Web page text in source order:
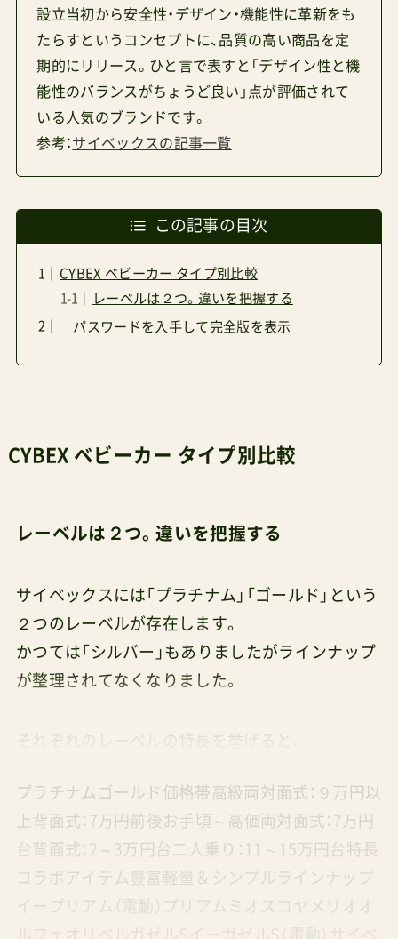
設立当初から安全性・デザイン・機能性に革新をも
たらすというコンセプトに、品質の高い商品を定
期的にリリース。ひと言で表すと「デザイン性と機
能性のバランスがちょうど良い」点が評価されて
いる人気のブランドです。
参考：サイベックスの記事一覧
この記事の目次
CYBEX ベビーカー タイプ別比較
レーベルは２つ。違いを把握する
パスワードを入手して完全版を表示
CYBEX ベビーカー タイプ別比較
レーベルは２つ。違いを把握する
サイベックスには「プラチナム」「ゴールド」という
２つのレーベルが存在します。
かつては「シルバー」もありましたがラインナップ
が整理されてなくなりました。
それぞれのレーベルの特長を挙げると、
プラチナムゴールド価格帯高級両対面式：９万円以
上背面式：7万円前後お手頃～高価両対面式：7万円
台背面式：2～3万円台二人乗り：11～15万円台特長
コラボアイテム豊富軽量＆シンプルラインナップ